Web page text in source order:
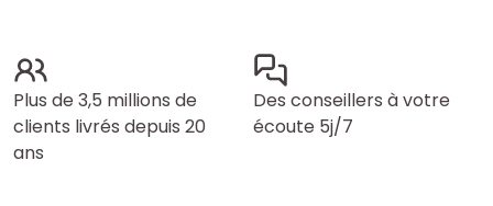
Plus de 3,5 millions de
clients livrés depuis 20
ans
Des conseillers à votre
écoute 5j/7